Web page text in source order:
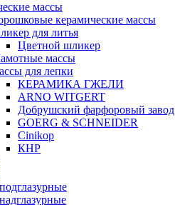
массы
керамические массы
для литья
Цветной шликер
массы
для лепки
КЕРАМИКА ГЖЕЛИ
ARNO WITGERT
Добрушский фарфоровый завод
GOERG & SCHNEIDER
Cinikop
КНР